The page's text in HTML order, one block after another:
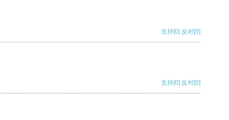
支持[0] 反对[0]
支持[0] 反对[0]